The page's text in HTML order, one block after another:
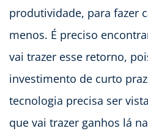
produtividade, para fazer
menos. É preciso
vai trazer esse retorno,
investimento de curto
tecnologia precisa ser
que vai trazer ganhos lá